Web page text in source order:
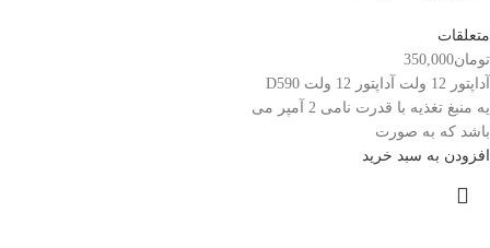
متعلقات
تومان350,000
آداپتور 12 ولت آداپتور 12 ولت D590
یه منبغ تغذیه با قدرت نامی 2 آمپر می
باشد که به صورت
افزودن به سبد خرید